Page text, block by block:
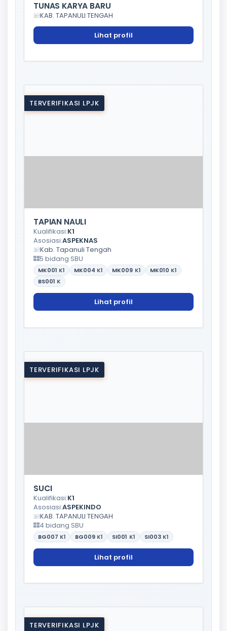
TUNAS KARYA BARU
KAB. TAPANULI TENGAH
Lihat profil
TERVERIFIKASI LPJK
TAPIAN NAULI
Kualifikasi:K1
Asosiasi:ASPEKNAS
Kab. Tapanuli Tengah
5 bidang SBU
MK001 K1 MK004 K1 MK009 K1 MK010 K1
BS001 K
Lihat profil
TERVERIFIKASI LPJK
SUCI
Kualifikasi:K1
Asosiasi:ASPEKINDO
KAB. TAPANULI TENGAH
4 bidang SBU
BG007 K1 BG009 K1 SI001 K1 SI003 K1
Lihat profil
TERVERIFIKASI LPJK